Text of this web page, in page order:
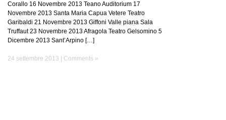
Corallo 16 Novembre 2013 Teano Auditorium 17
Novembre 2013 Santa Maria Capua Vetere Teatro
Garibaldi 21 Novembre 2013 Giffoni Valle piana Sala
Truffaut 23 Novembre 2013 Afragola Teatro Gelsomino 5
Dicembre 2013 Sant’Arpino […]
24 settembre 2013 | Comments »